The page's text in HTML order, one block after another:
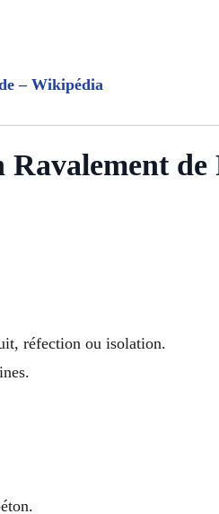
– Wikipédia
de
réfection ou isolation.